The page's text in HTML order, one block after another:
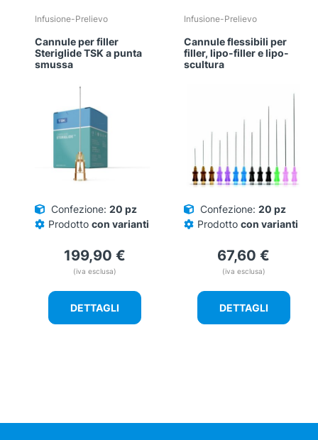
Infusione-Prelievo
Cannule per filler
Steriglide TSK a punta
smussa
Confezione: 20 pz
Prodotto con varianti
199,90 €
(iva esclusa)
DETTAGLI
Infusione-Prelievo
Cannule flessibili per
filler, lipo-filler e lipo-
scultura
Confezione: 20 pz
Prodotto con varianti
67,60 €
(iva esclusa)
DETTAGLI